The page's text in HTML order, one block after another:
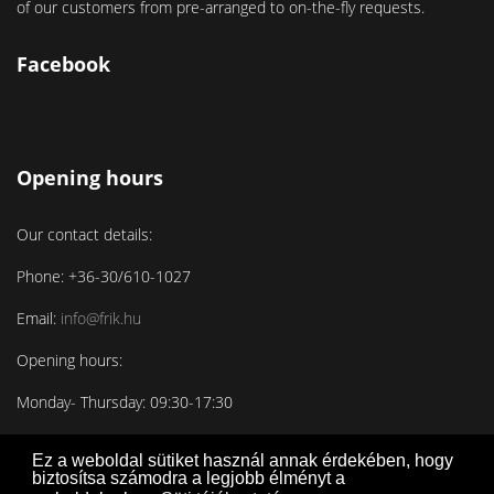
Ez a weboldal sütiket használ annak érdekében, hogy
biztosítsa számodra a legjobb élményt a
of our customers from pre-arranged to on-the-fly requests.
Facebook
Opening hours
Our contact details:
Phone: +36-30/610-1027
Email: info@frik.hu
Opening hours:
Monday- Thursday: 09:30-17:30